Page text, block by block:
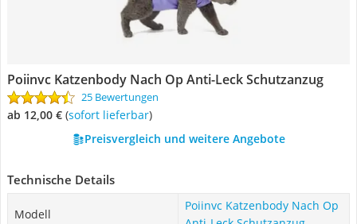
Poiinvc Katzenbody Nach Op Anti-Leck Schutzanzug
25 Bewertungen
ab 12,00 € ( Sofort lieferbar)
Preisvergleich und weitere Angebote
Technische Details
Modell
Poiinvc Katzenbody Nach Op